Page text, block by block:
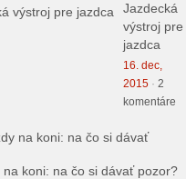
Jazdecká
výstroj pre
jazdca
16. dec,
2015· 2
komentáre
na koni: na čo si dávať pozor?